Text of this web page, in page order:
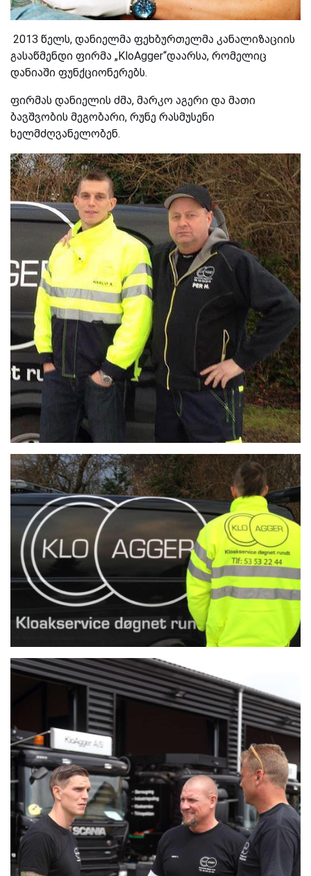
2013 წელს, დანიელმა ფეხბურთელმა კანალიზაციის
გასაწმენდი ფირმა „KloAgger“დაარსა, რომელიც
დანიაში ფუნქციონერებს.
ფირმას დანიელის ძმა, მარკო აგერი და მათი
ბავშვობის მეგობარი, რუნე რასმუსენი
ხელმძღვანელობენ.